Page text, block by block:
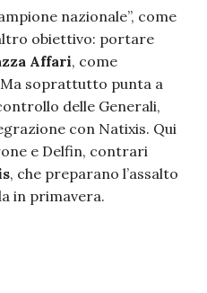
nazionale”, come
obiettivo: portare
Affari, come
soprattutto punta a
delle Generali,
con Natixis. Qui
e Delfin, contrari
, che preparano l’assalto
in primavera.